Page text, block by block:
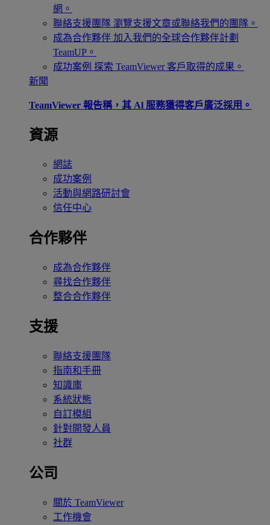
網。
聯絡支援團隊 瀏覽支援文章或聯絡我們的團隊。
成為合作夥伴 加入我們的全球合作夥伴計劃
TeamUP。
成功案例 探索 TeamViewer 客戶取得的成果。
新聞
TeamViewer 報告稱，其 Al 服務獲得客戶廣泛採用。
資源
網誌
成功案例
活動與網路研討會
信任中心
合作夥伴
成為合作夥伴
尋找合作夥伴
整合合作夥伴
支援
聯絡支援團隊
指南和手冊
知識庫
系統狀態
自訂模組
針對開發人員
社群
公司
關於 TeamViewer
工作機會